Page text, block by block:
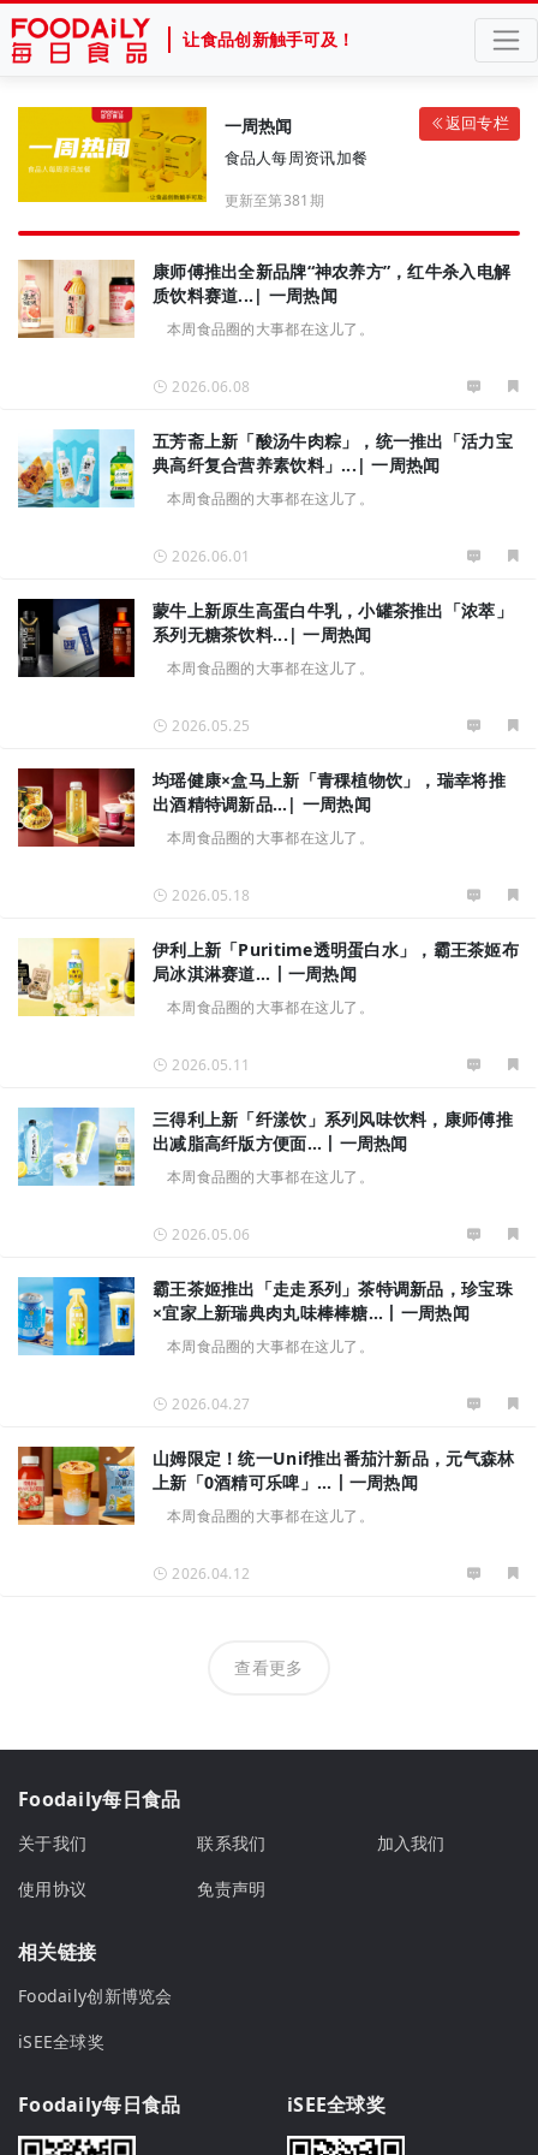
让食品创新触手可及！
返回专栏
一周热闻
食品人每周资讯加餐
更新至第381期
康师傅推出全新品牌“神农养方”，红牛杀入电解
质饮料赛道...| 一周热闻
本周食品圈的大事都在这儿了。
2026.06.08
五芳斋上新「酸汤牛肉粽」，统一推出「活力宝
典高纤复合营养素饮料」...| 一周热闻
本周食品圈的大事都在这儿了。
2026.06.01
蒙牛上新原生高蛋白牛乳，小罐茶推出「浓萃」
系列无糖茶饮料...| 一周热闻
本周食品圈的大事都在这儿了。
2026.05.25
均瑶健康×盒马上新「青稞植物饮」，瑞幸将推
出酒精特调新品…| 一周热闻
本周食品圈的大事都在这儿了。
2026.05.18
伊利上新「Puritime透明蛋白水」，霸王茶姬布
局冰淇淋赛道...丨一周热闻
本周食品圈的大事都在这儿了。
2026.05.11
三得利上新「纤漾饮」系列风味饮料，康师傅推
出减脂高纤版方便面...丨一周热闻
本周食品圈的大事都在这儿了。
2026.05.06
霸王茶姬推出「走走系列」茶特调新品，珍宝珠
×宜家上新瑞典肉丸味棒棒糖...丨一周热闻
本周食品圈的大事都在这儿了。
2026.04.27
山姆限定！统一Unif推出番茄汁新品，元气森林
上新「0酒精可乐啤」...丨一周热闻
本周食品圈的大事都在这儿了。
2026.04.12
查看更多
Foodaily每日食品
关于我们 联系我们
加入我们
使用协议
免责声明
相关链接
Foodaily创新博览会
iSEE全球奖
Foodaily每日食品 iSEE全球奖